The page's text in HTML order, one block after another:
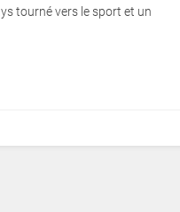
tourné vers le sport et un